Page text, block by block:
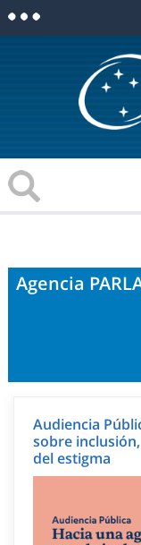
Agencia
Audiencia
sobre
del estigma